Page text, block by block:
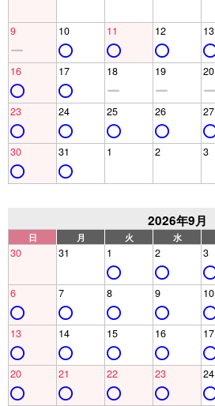
9 10 11 12 13
16 17 18 19 20
23 24 25 26 27
30 31 1 2 3
2026年9月
日 月 火 水
30 31 1 2 3
6 7 8 9 10
13 14 15 16 17
20 21 22 23 24